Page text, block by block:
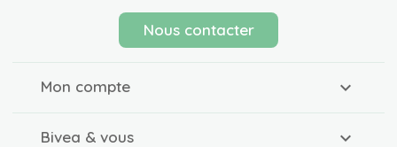
Nous contacter
Mon compte
Bivea & vous